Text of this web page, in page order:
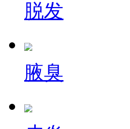
脱发
腋臭